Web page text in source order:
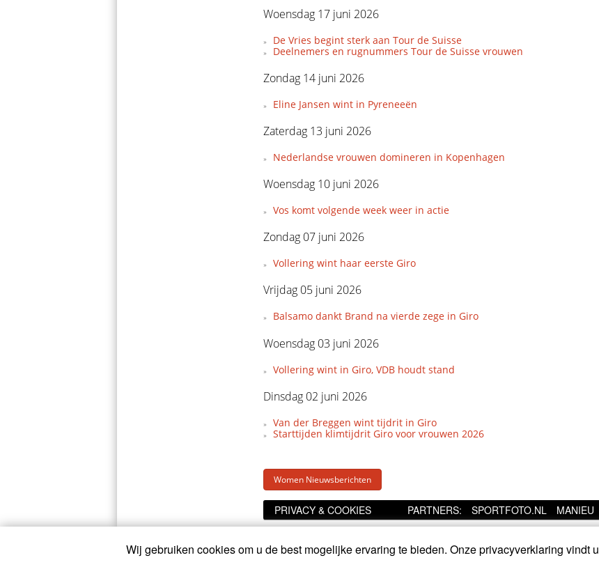
Woensdag 17 juni 2026
De Vries begint sterk aan Tour de Suisse
Deelnemers en rugnummers Tour de Suisse vrouwen
Zondag 14 juni 2026
Eline Jansen wint in Pyreneeën
Zaterdag 13 juni 2026
Nederlandse vrouwen domineren in Kopenhagen
Woensdag 10 juni 2026
Vos komt volgende week weer in actie
Zondag 07 juni 2026
Vollering wint haar eerste Giro
Vrijdag 05 juni 2026
Balsamo dankt Brand na vierde zege in Giro
Woensdag 03 juni 2026
Vollering wint in Giro, VDB houdt stand
Dinsdag 02 juni 2026
Van der Breggen wint tijdrit in Giro
Starttijden klimtijdrit Giro voor vrouwen 2026
Women Nieuwsberichten
PRIVACY & COOKIES PARTNERS: SPORTFOTO.NL MANIEU
© 2026CyclingOnline.nl
Wij gebruiken cookies om u de best mogelijke ervaring te bieden. Onze privacyverklaring vindt u